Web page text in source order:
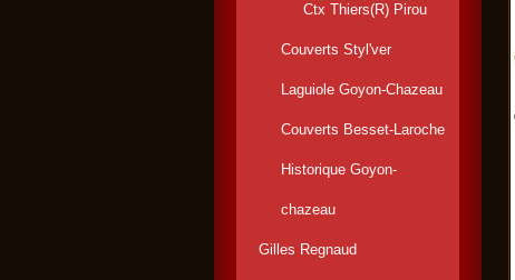
Ctx Thiers(R) Pirou
Couverts Styl'ver
Laguiole Goyon-Chazeau
Couverts Besset-Laroche
Historique Goyon-
chazeau
Gilles Regnaud